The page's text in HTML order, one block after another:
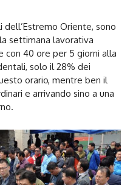
Oriente, sono
settimana lavorativa
con 40 ore per 5 giorni alla
solo il 28% dei
orario, mentre ben il
e arrivando sino a una